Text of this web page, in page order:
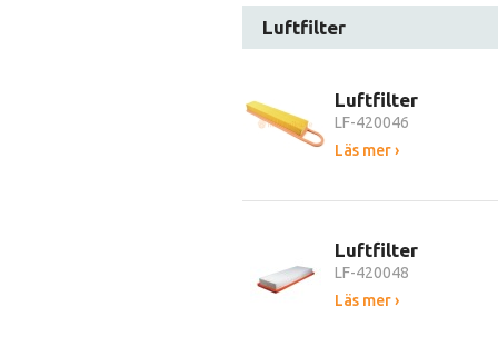
Luftfilter
Luftfilter
LF-420046
Läs mer ›
Luftfilter
LF-420048
Läs mer ›